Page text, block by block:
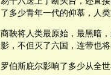
了多少青年一代的仰慕，人
商鞅将人类最原始，最黑暗
影，不但灭了六国，连带也将
罗伯斯庇尔影响了多少从全